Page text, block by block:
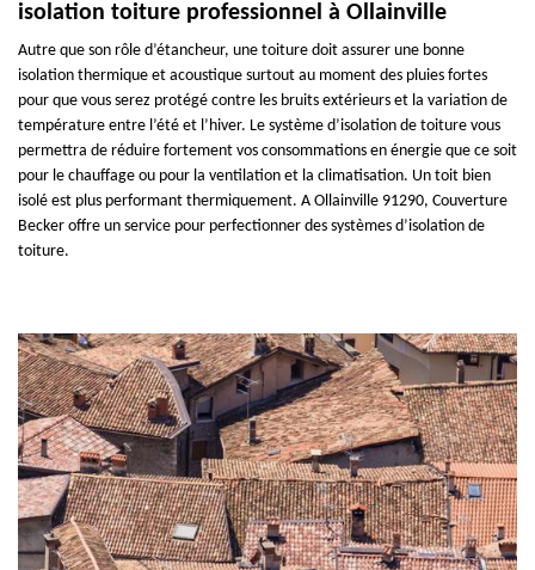
isolation toiture professionnel à Ollainville
Autre que son rôle d’étancheur, une toiture doit assurer une bonne
isolation thermique et acoustique surtout au moment des pluies fortes
pour que vous serez protégé contre les bruits extérieurs et la variation de
température entre l’été et l’hiver. Le système d’isolation de toiture vous
permettra de réduire fortement vos consommations en énergie que ce soit
pour le chauffage ou pour la ventilation et la climatisation. Un toit bien
isolé est plus performant thermiquement. A Ollainville 91290, Couverture
Becker offre un service pour perfectionner des systèmes d’isolation de
toiture.